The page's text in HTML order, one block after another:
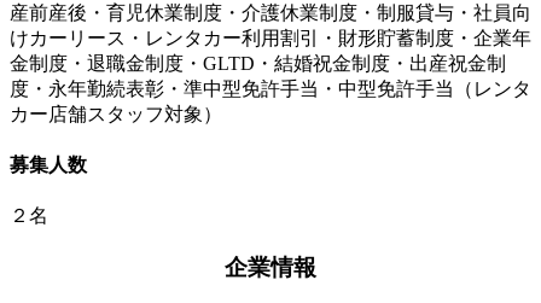
産前産後・育児休業制度・介護休業制度・制服貸与・社員向
けカーリース・レンタカー利用割引・財形貯蓄制度・企業年
金制度・退職金制度・GLTD・結婚祝金制度・出産祝金制
度・永年勤続表彰・準中型免許手当・中型免許手当（レンタ
カー店舗スタッフ対象）
募集人数
２名
企業情報